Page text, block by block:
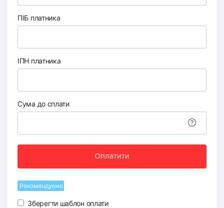
ПІБ платника
ІПН платника
Сума до сплати
Оплатити
Рекомендуємо
Зберегти шаблон оплати